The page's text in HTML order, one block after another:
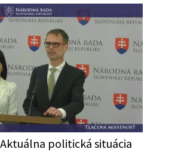
politická situácia